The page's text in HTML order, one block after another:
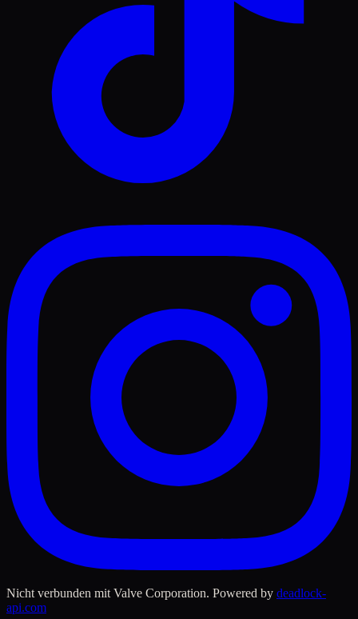
Nicht verbunden mit Valve Corporation. Powered by deadlock-
api.com